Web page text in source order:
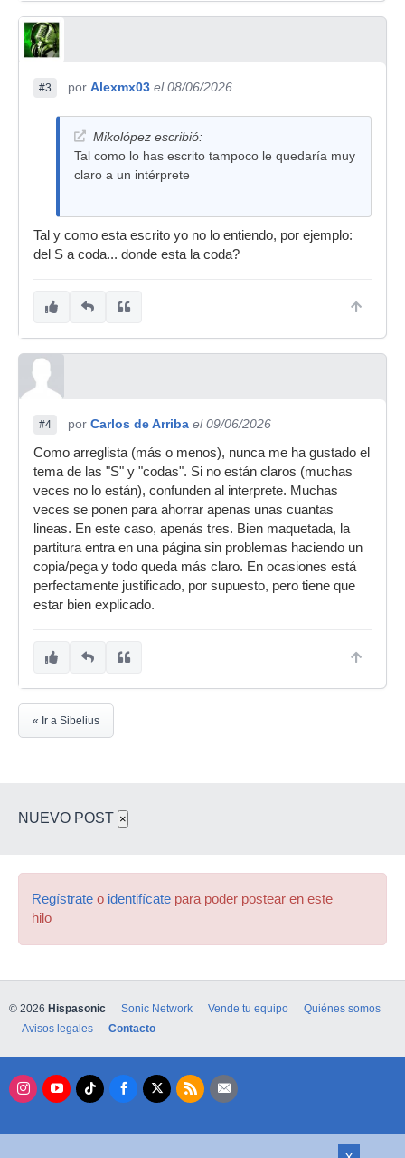
#3 por Alexmx03 el 08/06/2026
Mikolópez escribió:
Tal como lo has escrito tampoco le quedaría muy
claro a un intérprete
Tal y como esta escrito yo no lo entiendo, por ejemplo:
del S a coda... donde esta la coda?
#4 por Carlos de Arriba el 09/06/2026
Como arreglista (más o menos), nunca me ha gustado el
tema de las "S" y "codas". Si no están claros (muchas
veces no lo están), confunden al interprete. Muchas
veces se ponen para ahorrar apenas unas cuantas
lineas. En este caso, apenás tres. Bien maquetada, la
partitura entra en una página sin problemas haciendo un
copia/pega y todo queda más claro. En ocasiones está
perfectamente justificado, por supuesto, pero tiene que
estar bien explicado.
« Ir a Sibelius
NUEVO POST ×
Regístrate o identifícate para poder postear en este
hilo
© 2026 Hispasonic Sonic Network Vende tu equipo
Quiénes somos
Avisos legales
Contacto